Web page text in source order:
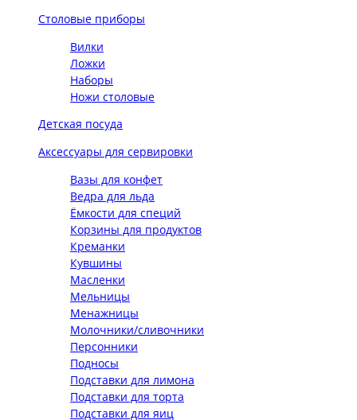
Столовые приборы
Вилки
Ложки
Наборы
Ножи столовые
Детская посуда
Аксессуары для сервировки
Вазы для конфет
Ведра для льда
Ёмкости для специй
Корзины для продуктов
Креманки
Кувшины
Масленки
Мельницы
Менажницы
Молочники/сливочники
Персонники
Подносы
Подставки для лимона
Подставки для торта
Подставки для яиц